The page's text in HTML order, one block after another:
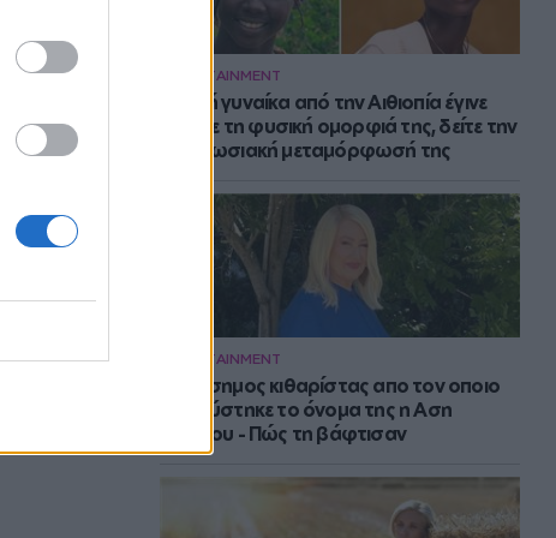
ENTERTAINMENT
Νεαρή γυναίκα από την Αιθιοπία έγινε
viral με τη φυσική ομορφιά της, δείτε την
εντυπωσιακή μεταμόρφωσή της
ENTERTAINMENT
Ο διάσημος κιθαρίστας απο τον οποιο
εμπνεύστηκε το όνομα της η Αση
Μπήλιου - Πώς τη βάφτισαν